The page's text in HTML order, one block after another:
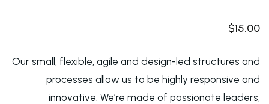
$15.00
Our small, flexible, agile and design-led structures and
processes allow us to be highly responsive and
innovative. We’re made of passionate leaders,